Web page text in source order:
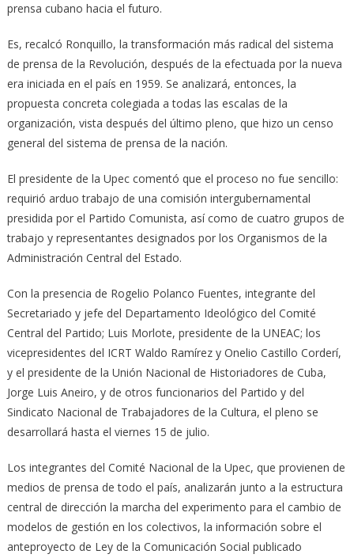
prensa cubano hacia el futuro.
Es, recalcó Ronquillo, la transformación más radical del sistema
de prensa de la Revolución, después de la efectuada por la nueva
era iniciada en el país en 1959. Se analizará, entonces, la
propuesta concreta colegiada a todas las escalas de la
organización, vista después del último pleno, que hizo un censo
general del sistema de prensa de la nación.
El presidente de la Upec comentó que el proceso no fue sencillo:
requirió arduo trabajo de una comisión intergubernamental
presidida por el Partido Comunista, así como de cuatro grupos de
trabajo y representantes designados por los Organismos de la
Administración Central del Estado.
Con la presencia de Rogelio Polanco Fuentes, integrante del
Secretariado y jefe del Departamento Ideológico del Comité
Central del Partido; Luis Morlote, presidente de la UNEAC; los
vicepresidentes del ICRT Waldo Ramírez y Onelio Castillo Corderí,
y el presidente de la Unión Nacional de Historiadores de Cuba,
Jorge Luis Aneiro, y de otros funcionarios del Partido y del
Sindicato Nacional de Trabajadores de la Cultura, el pleno se
desarrollará hasta el viernes 15 de julio.
Los integrantes del Comité Nacional de la Upec, que provienen de
medios de prensa de todo el país, analizarán junto a la estructura
central de dirección la marcha del experimento para el cambio de
modelos de gestión en los colectivos, la información sobre el
anteproyecto de Ley de la Comunicación Social publicado